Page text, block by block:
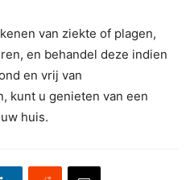
van ziekte of plagen,
en behandel deze indien
en vrij van
kunt u genieten van een
huis.